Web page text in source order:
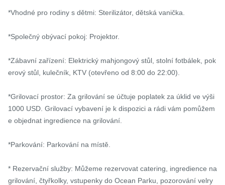
*Vhodné pro rodiny s dětmi: Sterilizátor, dětská vanička.
*Společný obývací pokoj: Projektor.
*Zábavní zařízení: Elektrický mahjongový stůl, stolní fotbálek, pok
erový stůl, kulečník, KTV (otevřeno od 8:00 do 22:00).
*Grilovací prostor: Za grilování se účtuje poplatek za úklid ve výši
1000 USD. Grilovací vybavení je k dispozici a rádi vám pomůžem
e objednat ingredience na grilování.
*Parkování: Parkování na místě.
* Rezervační služby: Můžeme rezervovat catering, ingredience na
grilování, čtyřkolky, vstupenky do Ocean Parku, pozorování velry